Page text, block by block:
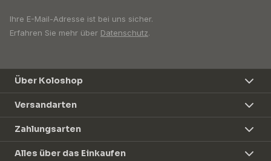
Ihre E-Mail-Adresse ist bei uns sicher.
Erfahren Sie mehr über Datenschutz.
Über Koloshop
Versandarten
Zahlungsarten
Alles über das Einkaufen